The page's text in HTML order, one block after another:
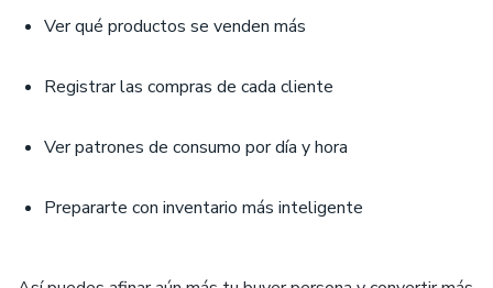
Ver qué productos se venden más
Registrar las compras de cada cliente
Ver patrones de consumo por día y hora
Prepararte con inventario más inteligente